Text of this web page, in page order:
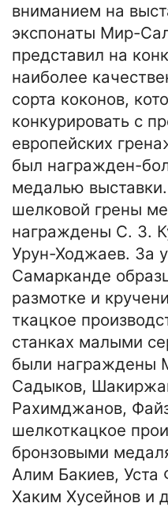
вниманием на
экспонаты Мир-
представил на
наиболее
сорта коконов,
конкурировать с
европейских
был награжден-
медалью
шелковой грены
награждены С. 3.
Урун-Ходжаев. За
Самарканде
размотке и
ткацкое
станках малыми
были награждены
Садыков,
Рахимджанов,
шелкоткацкое
бронзовыми
Алим Бакиев, Уста
Хаким Хусейнов и